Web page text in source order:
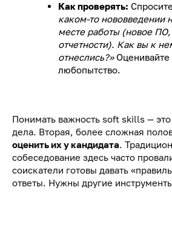
Как проверять:
каком-то нововведении
месте работы (новое
отчетности). Как вы к
отнеслись?»Оценивайте
любопытство.
Понимать важность soft skills —
дела. Вторая, более сложная
оценить их у кандидата.
собеседование здесь часто
соискатели готовы давать
ответы. Нужны другие